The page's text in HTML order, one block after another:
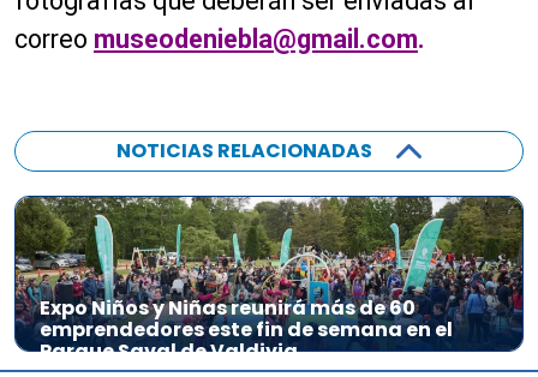
correo museodeniebla@gmail.com.
NOTICIAS RELACIONADAS
Expo Niños y Niñas reunirá más de 60
emprendedores este fin de semana en el
Parque Saval de Valdivia